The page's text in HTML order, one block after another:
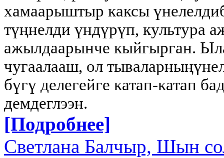
хамаарыштыр каксы
түңнелди үндүрүп, культура
ажылдаарынче кыйгырган.
чугаалааш, ол
бүгү делегейге катап-катап
демдеглээн.
[Подробнее]
Светлана Балчыр, Шын